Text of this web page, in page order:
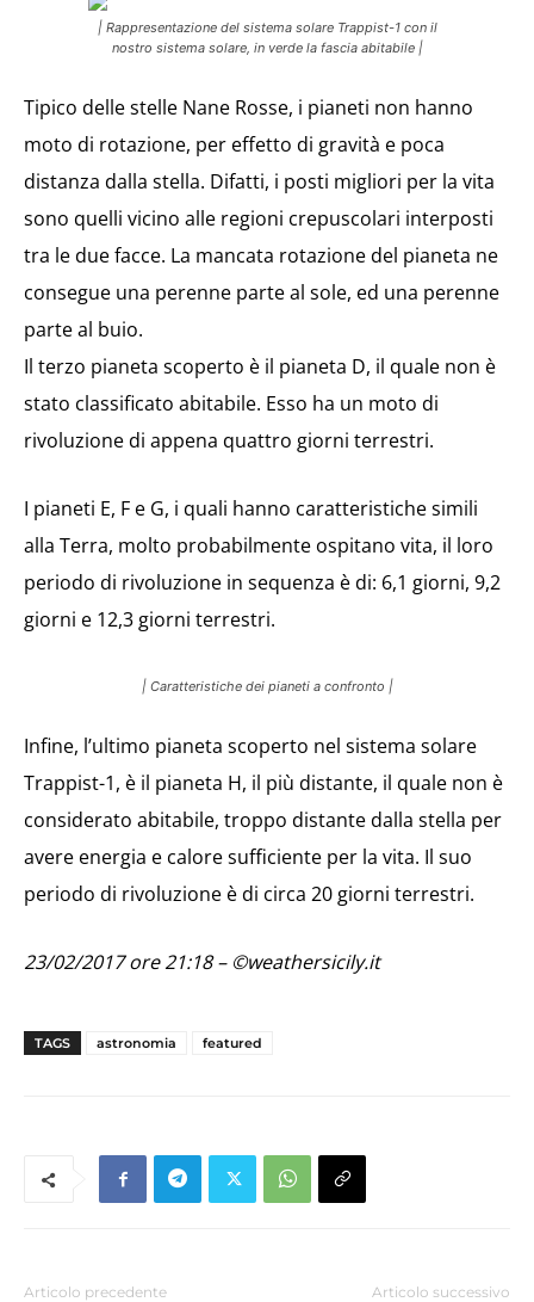
| Rappresentazione del sistema solare Trappist-1 con il
nostro sistema solare, in verde la fascia abitabile |
Tipico delle stelle Nane Rosse, i pianeti non hanno
moto di rotazione, per effetto di gravità e poca
distanza dalla stella. Difatti, i posti migliori per la vita
sono quelli vicino alle regioni crepuscolari interposti
tra le due facce. La mancata rotazione del pianeta ne
consegue una perenne parte al sole, ed una perenne
parte al buio.
Il terzo pianeta scoperto è il pianeta D, il quale non è
stato classificato abitabile. Esso ha un moto di
rivoluzione di appena quattro giorni terrestri.
I pianeti E, F e G, i quali hanno caratteristiche simili
alla Terra, molto probabilmente ospitano vita, il loro
periodo di rivoluzione in sequenza è di: 6,1 giorni, 9,2
giorni e 12,3 giorni terrestri.
| Caratteristiche dei pianeti a confronto |
Infine, l’ultimo pianeta scoperto nel sistema solare
Trappist-1, è il pianeta H, il più distante, il quale non è
considerato abitabile, troppo distante dalla stella per
avere energia e calore sufficiente per la vita. Il suo
periodo di rivoluzione è di circa 20 giorni terrestri.
23/02/2017 ore 21:18 – ©weathersicily.it
TAGS astronomia featured
Articolo precedente Articolo successivo